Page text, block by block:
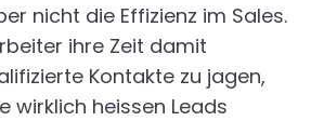
nicht die Effizienz im Sales.
ihre Zeit damit
Kontakte zu jagen,
wirklich heissen Leads